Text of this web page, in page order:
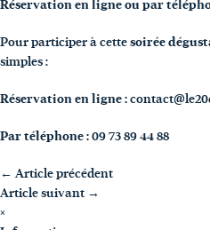
Réservation en ligne ou par
Pour participer à cette soirée
simples :
Réservation en ligne :
Par téléphone : 09 73 89 44 88
← Article précédent
Article suivant →
×